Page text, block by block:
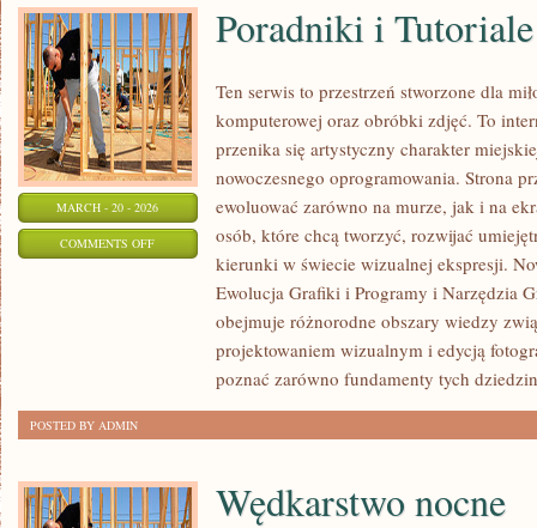
MARCH - 20 - 2026
COMMENTS OFFON
PORADNIKI
TUTORIALE
Poradniki i Tutoriale
Ten serwis to przestrzeń stworzone dla
komputerowej oraz obróbki zdjęć. To
przenika się artystyczny charakter
nowoczesnego oprogramowania. Strona
ewoluować zarówno na murze, jak i na
osób, które chcą tworzyć, rozwijać
kierunki w świecie wizualnej ekspresji.
Ewolucja Grafiki i Programy i Narzędzia
obejmuje różnorodne obszary wiedzy
projektowaniem wizualnym i edycją
poznać zarówno fundamenty tych
POSTED BY ADMIN
Wędkarstwo nocne